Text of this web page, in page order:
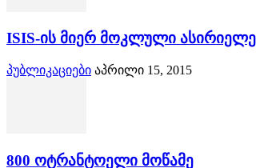
ISIS-ის მიერ მოკლული
პუბლიკაციები აპრილი 15, 2015
800 ოტრანტოელი მოწამე